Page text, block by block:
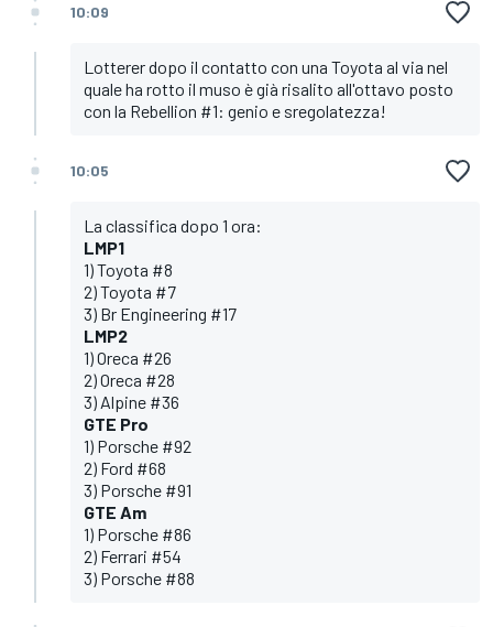
10:09
Lotterer dopo il contatto con una Toyota al via nel
quale ha rotto il muso è già risalito all'ottavo posto
con la Rebellion #1: genio e sregolatezza!
10:05
La classifica dopo 1 ora:
LMP1
1) Toyota #8
2) Toyota #7
3) Br Engineering #17
LMP2
1) Oreca #26
2) Oreca #28
3) Alpine #36
GTE Pro
1) Porsche #92
2) Ford #68
3) Porsche #91
GTE Am
1) Porsche #86
2) Ferrari #54
3) Porsche #88